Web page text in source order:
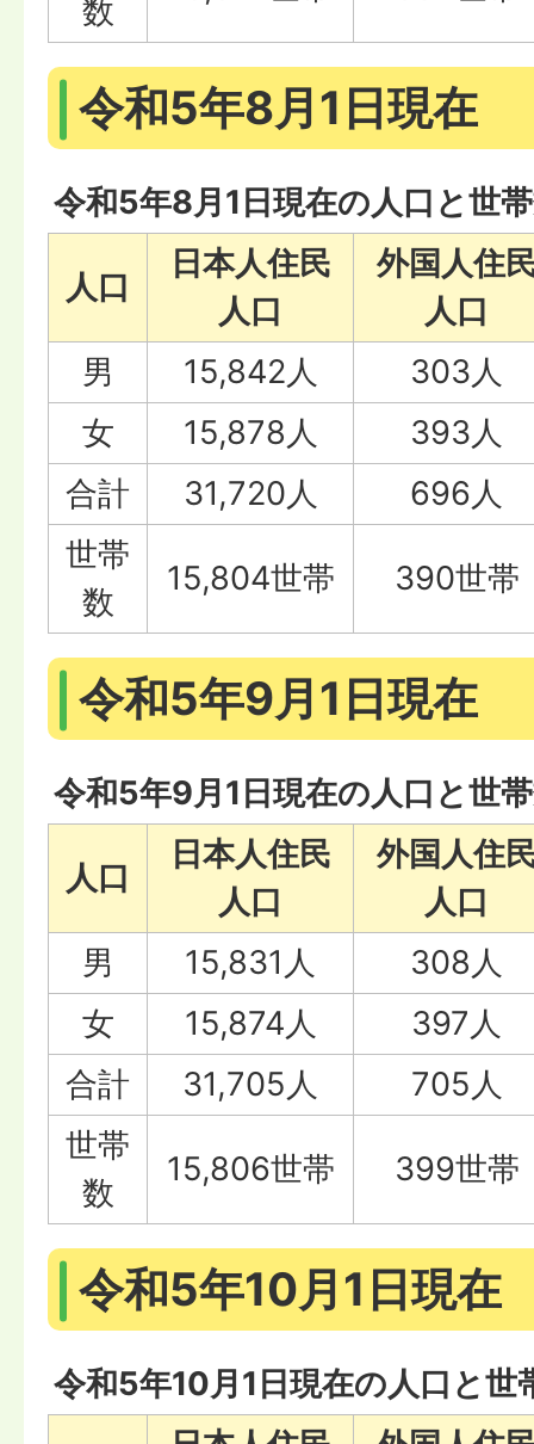
数
令和5年8月1日現在
令和5年8月1日現在の人口と世
人口
日本人住民
人口
外国人住
人口
男
15,842人
303人
女
15,878人
393人
合計
31,720人
696人
世帯
数
15,804世帯 390世帯
令和5年9月1日現在
令和5年9月1日現在の人口と世
人口
日本人住民
人口
外国人住
人口
男
15,831人
308人
女
15,874人
397人
合計
31,705人
705人
世帯
数
15,806世帯 399世帯
令和5年10月1日現在
令和5年10月1日現在の人口と世